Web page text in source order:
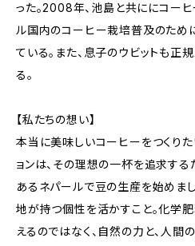
った。2008年、池島と共ににコー
ル国内のコーヒー栽培普及のため
ている。また、息子のウビットも正
る。
【私たちの想い】
本当に美味しいコーヒーをつくりた
ョンは、その理想の一杯を追求す
あるネパールで豆の生産を始めまし
地が持つ個性を活かすこと。化学
えるのではなく、自然の力と、人間